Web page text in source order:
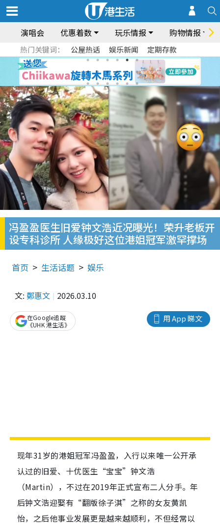
演唱会 优惠着数 玩乐情报 购物情报
热门关键词： 公屋热话 娱乐新闻 定期存款
冯盈盈医生旧爱钟文浩近况曝光！荣升老板开
设专科诊所 人缘极好这位港姐冠军激罕撑场
首页 生活话题 娱乐
文: 鄭惠文 2026.03.10
用 App 睇文
在Google追蹤
《UHK 港生活》
现年31岁的港姐冠军冯盈盈，入行以来唯一公开承
认过的旧爱、十优医生“宝宝”钟文浩
（Martin），不过在2019年正式宣布二人分手。年
后钟文浩迎娶有“翻版徐子淇”之称的女友黄凯
怡，之后他事业发展更是越来越顺利，不但经常以